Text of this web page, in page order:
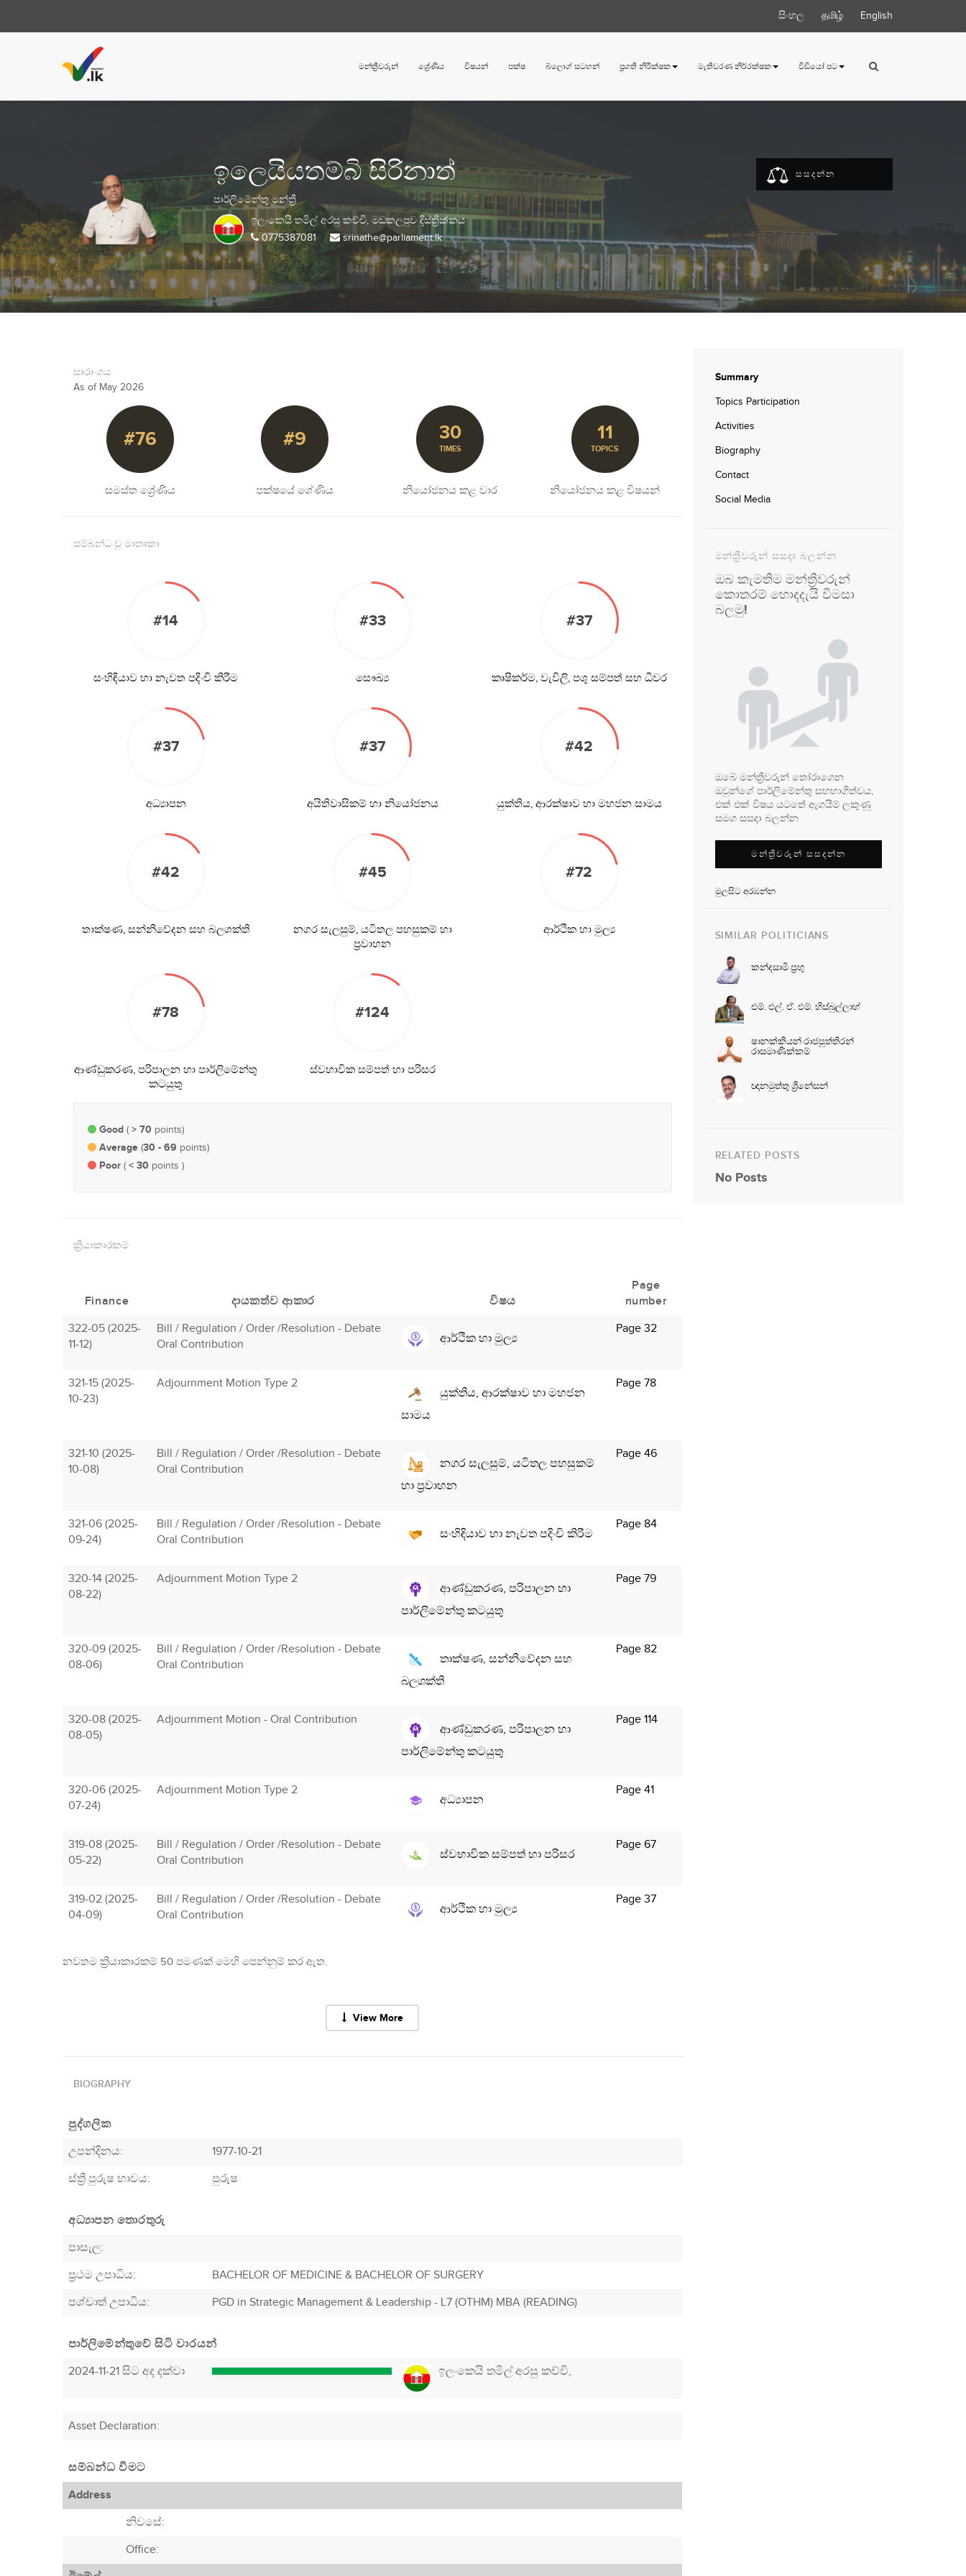
සිංහල தமிழ் English
මන්ත්‍රීවරුන් ශ්‍රේණිය විෂයන් පක්ෂ බ්ලොග් සටහන් ප්‍රගති නිරීක්ෂක මැතිවරණ නිර්‍රක්ෂක වීඩියෝ පට
ඉලෙයියතම්බි සිරිනාත්
පාර්ලිමේන්තු මන්ත්‍රී
ඉලංකෙයි තමිල් අරසු කච්චි, මඩකලපුව දිස්ත්‍රික්කය
0775387081
srinathe@parliament.lk
සසදන්න
සාරාංශය
As of May 2026
#76
සමස්ත ශ්‍රේණිය
#9
පක්ෂයේ ශේණිය
30
TIMES
නියෝජනය කළ වාර
11
TOPICS
නියෝජනය කළ විෂයන්
සම්බන්ධ වූ මාතෘකා
#14
සංහිඳියාව හා නැවත පදිංචි කිරීම
#33
සෞඛ්‍ය
#37
කෘෂිකර්ම, වැවිලි, පශු සම්පත් සහ ධීවර
#37
අධ්‍යාපන
#37
අයිතිවාසිකම් හා නියෝජනය
#42
යුක්තිය, ආරක්ෂාව හා මහජන සාමය
#42
තාක්ෂණ, සන්නිවේදන සහ බලශක්ති
#45
නගර සැලසුම්, යටිතල පහසුකම් හා
ප්‍රවාහන
#72
ආර්ථික හා මුල්‍ය
#78
ආණ්ඩුකරණ, පරිපාලන හා පාර්ලිමේන්තු
කටයුතු
#124
ස්වභාවික සම්පත් හා පරිසර
Good ( > 70 points)
Average (30 - 69 points)
Poor ( < 30 points )
ක්‍රියාකාරකම්
Finance දායකත්ව ආකාර විෂය
Page
number
322-05 (2025-
11-12)
Bill / Regulation / Order /Resolution - Debate
Oral Contribution
ආර්ථික හා මුල්‍ය
Page 32
321-15 (2025-
10-23)
Adjournment Motion Type 2
යුක්තිය, ආරක්ෂාව හා මහජන
සාමය
Page 78
321-10 (2025-
10-08)
Bill / Regulation / Order /Resolution - Debate
Oral Contribution
නගර සැලසුම්, යටිතල පහසුකම්
හා ප්‍රවාහන
Page 46
321-06 (2025-
09-24)
Bill / Regulation / Order /Resolution - Debate
Oral Contribution
සංහිඳියාව හා නැවත පදිංචි කිරීම
Page 84
320-14 (2025-
08-22)
Adjournment Motion Type 2
ආණ්ඩුකරණ, පරිපාලන හා
පාර්ලිමේන්තු කටයුතු
Page 79
320-09 (2025-
08-06)
Bill / Regulation / Order /Resolution - Debate
Oral Contribution
තාක්ෂණ, සන්නිවේදන සහ
බලශක්ති
Page 82
320-08 (2025-
08-05)
Adjournment Motion - Oral Contribution
ආණ්ඩුකරණ, පරිපාලන හා
පාර්ලිමේන්තු කටයුතු
Page 114
320-06 (2025-
07-24)
Adjournment Motion Type 2
අධ්‍යාපන
Page 41
319-08 (2025-
05-22)
Bill / Regulation / Order /Resolution - Debate
Oral Contribution
ස්වභාවික සම්පත් හා පරිසර
Page 67
319-02 (2025-
04-09)
Bill / Regulation / Order /Resolution - Debate
Oral Contribution
ආර්ථික හා මුල්‍ය
Page 37
නවතම ක්‍රියාකාරකම් 50 පමණක් මෙහි පෙන්නුම් කර ඇත.
View More
BIOGRAPHY
පුද්ගලික
උපන්දිනය:
1977-10-21
ස්ත්‍රී පුරුෂ භාවය:
පුරුෂ
අධ්‍යාපන තොරතුරු
පාසැල:
ප්‍රථම උපාධිය:
BACHELOR OF MEDICINE & BACHELOR OF SURGERY
පශ්චාත් උපාධිය:
PGD in Strategic Management & Leadership - L7 (OTHM) MBA (READING)
පාර්ලිමේන්තුවේ සිටි වාරයන්
2024-11-21 සිට අද දක්වා
ඉලංකෙයි තමිල් අරසු කච්චි,
Asset Declaration:
සම්බන්ධ වීමට
Address
නිවසේ:
Office:
Summary
Topics Participation
Activities
Biography
Contact
Social Media
මන්ත්‍රීවරුන් සසදා බලන්න
ඔබ කැමතිම මන්ත්‍රීවරුන්
කොතරම් හොදදැයි විමසා
බලමු!
ඔබේ මන්ත්‍රීවරුන් තෝරාගෙන
ඔවුන්ගේ පාර්ලිමේන්තු සහභාගිත්වය,
එක් එක් විෂය යටතේ ඇගයීම් ලකුණු
සමග සසදා බලන්න
මන්ත්‍රීවරුන් සසදන්න
මුලසිට අරඹන්න
SIMILAR POLITICIANS
කන්දසාමි ප්‍රභු
එම්. එල්. ඒ. එම්. හිස්බුල්ලාහ්
ෂානක්කියන් රාජපුත්තිරන්
රාසමාණික්කම්
ඥානමුත්තු ශ්‍රීනේසන්
RELATED POSTS
No Posts